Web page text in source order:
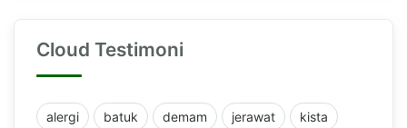
Cloud Testimoni
alergi batuk demam jerawat kista